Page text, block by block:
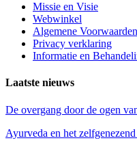
Missie en Visie
Webwinkel
Algemene Voorwaarden
Privacy verklaring
Informatie en
Laatste nieuws
De overgang door de ogen
Ayurveda en het